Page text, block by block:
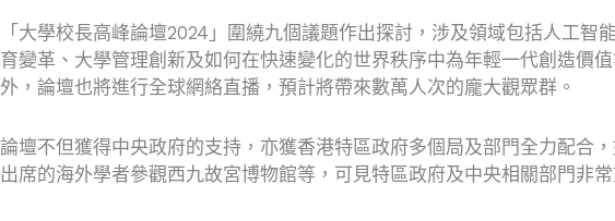
「大學校長高峰論壇2024」圍繞九個議題作出探討，涉及領域包括人工
育變革、大學管理創新及如何在快速變化的世界秩序中為年輕一代創造價
外，論壇也將進行全球網絡直播，預計將帶來數萬人次的龐大觀眾群。
論壇不但獲得中央政府的支持，亦獲香港特區政府多個局及部門全力配合
出席的海外學者參觀西九故宮博物館等，可見特區政府及中央相關部門非